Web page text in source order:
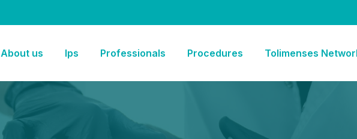
About us Ips Professionals Procedures Tolimenses